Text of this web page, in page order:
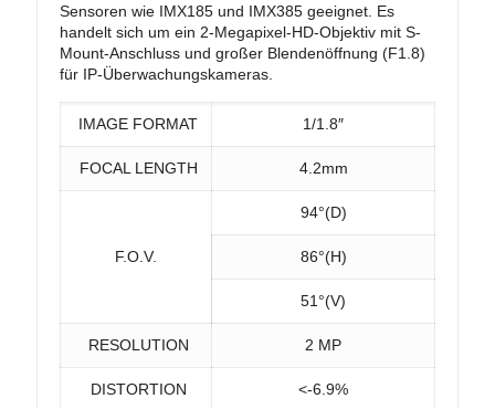
Sensoren wie IMX185 und IMX385 geeignet. Es
handelt sich um ein 2-Megapixel-HD-Objektiv mit S-
Mount-Anschluss und großer Blendenöffnung (F1.8)
für IP-Überwachungskameras.
IMAGE FORMAT 1/1.8″
FOCAL LENGTH 4.2mm
F.O.V.
94°(D)
86°(H)
51°(V)
RESOLUTION 2 MP
DISTORTION <-6.9%